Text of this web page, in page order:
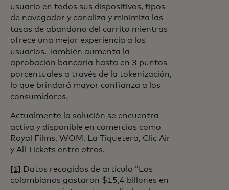
usuario en todos sus dispositivos, tipos
de navegador y canaliza y minimiza las
tasas de abandono del carrito mientras
ofrece una mejor experiencia a los
usuarios. También aumenta la
aprobación bancaria hasta en 3 puntos
porcentuales a través de la tokenización,
lo que brindará mayor confianza a los
consumidores.
Actualmente la solución se encuentra
activa y disponible en comercios como
Royal Films, WOM, La Tiquetera, Clic Air
y All Tickets entre otros.
[1]
Datos recogidos de articulo “Los
colombianos gastaron $15,4 billones en